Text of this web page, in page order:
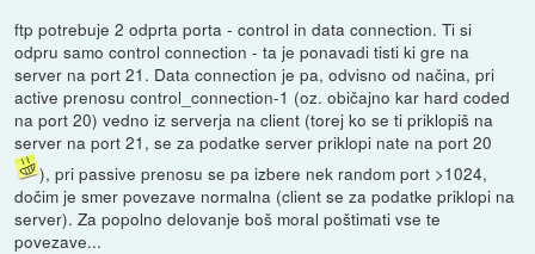
ftp potrebuje 2 odprta porta - control in data connection. Ti si
odpru samo control connection - ta je ponavadi tisti ki gre na
server na port 21. Data connection je pa, odvisno od načina, pri
active prenosu control_connection-1 (oz. običajno kar hard coded
na port 20) vedno iz serverja na client (torej ko se ti priklopiš na
server na port 21, se za podatke server priklopi nate na port 20
), pri passive prenosu se pa izbere nek random port >1024,
dočim je smer povezave normalna (client se za podatke priklopi na
server). Za popolno delovanje boš moral poštimati vse te
povezave...